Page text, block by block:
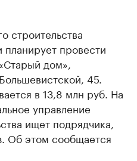
строительства
провести
дом»,
45.
в 13,8 млн руб. На
управление
ищет подрядчика,
Об этом сообщается